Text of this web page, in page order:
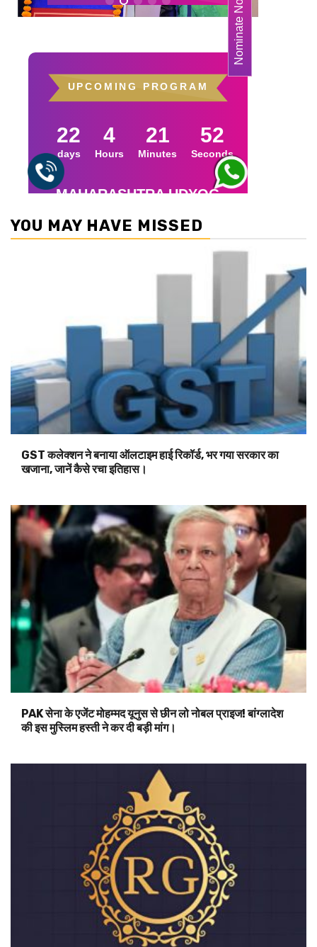
YOU MAY HAVE MISSED
GST कलेक्शन ने बनाया ऑलटाइम हाई रिकॉर्ड, भर गया सरकार का
खजाना, जानें कैसे रचा इतिहास।
PAK सेना के एजेंट मोहम्मद यूनुस से छीन लो नोबल प्राइज! बांग्लादेश
की इस मुस्लिम हस्ती ने कर दी बड़ी मांग।